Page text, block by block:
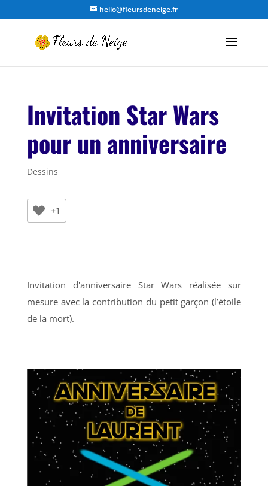
hello@fleursdeneige.fr
Invitation Star Wars
pour un anniversaire
Dessins
+1
Invitation d'anniversaire Star Wars réalisée sur
mesure avec la contribution du petit garçon (l’étoile
de la mort).